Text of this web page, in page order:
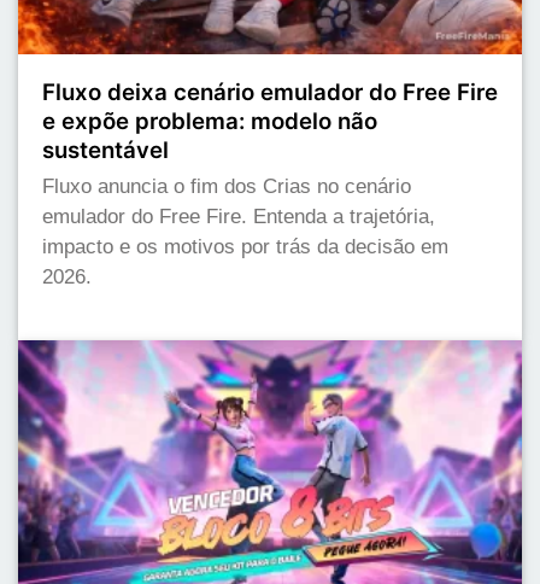
Fluxo deixa cenário emulador do Free Fire
e expõe problema: modelo não
sustentável
Fluxo anuncia o fim dos Crias no cenário
emulador do Free Fire. Entenda a trajetória,
impacto e os motivos por trás da decisão em
2026.